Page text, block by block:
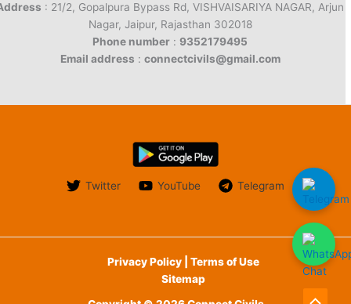
: 21/2, Gopalpura Bypass Rd, VISHVAISARIYA NAGAR, Arjun
Nagar, Jaipur, Rajasthan 302018
Phone number : 9352179495
Email address : connectcivils@gmail.com
Twitter YouTube Telegram
Privacy Policy | Terms of Use
Sitemap